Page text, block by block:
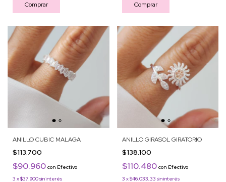
Comprar Comprar
ANILLO CUBIC MALAGA
$113.700
$90.960 con Efectivo
3 x$37.900sin interés
ANILLO GIRASOL GIRATORIO
$138.100
$110.480 con Efectivo
3 x$46.033,33 sin interés